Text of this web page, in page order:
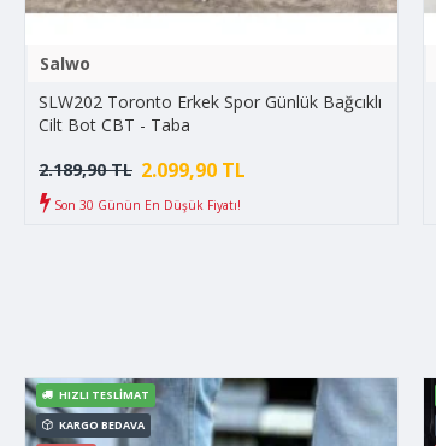
Salwo
SLW202 Toronto Erkek Spor Günlük Bağcıklı
Cilt Bot CBT - Taba
2.099,90 TL
2.189,90 TL
Son 30 Günün En Düşük Fiyatı!
KARGO BEDAVA
HIZLI TESLIMAT